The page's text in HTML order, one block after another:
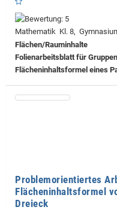
Mathematik Kl. 8,
Flächen/Rauminhalte
Folienarbeitsblatt für
Flächeninhaltsformel eines
Problemorientiertes
Flächeninhaltsformel
Dreieck